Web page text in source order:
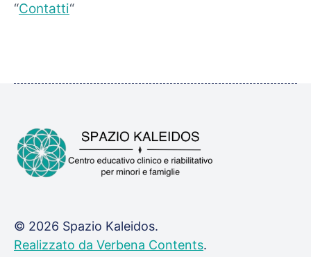
“Contatti“
© 2026 Spazio Kaleidos.
Realizzato da Verbena Contents.